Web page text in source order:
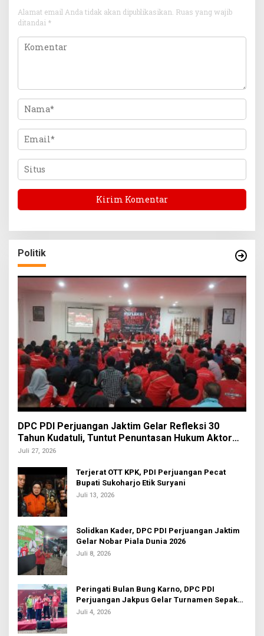
Alamat email Anda tidak akan dipublikasikan. Ruas yang wajib
ditandai *
Politik
DPC PDI Perjuangan Jaktim Gelar Refleksi 30
Tahun Kudatuli, Tuntut Penuntasan Hukum Aktor
Intelektual
Juli 27, 2026
Terjerat OTT KPK, PDI Perjuangan Pecat
Bupati Sukoharjo Etik Suryani
Juli 13, 2026
Solidkan Kader, DPC PDI Perjuangan Jaktim
Gelar Nobar Piala Dunia 2026
Juli 8, 2026
Peringati Bulan Bung Karno, DPC PDI
Perjuangan Jakpus Gelar Turnamen Sepak
Bola U-20
Juli 4, 2026